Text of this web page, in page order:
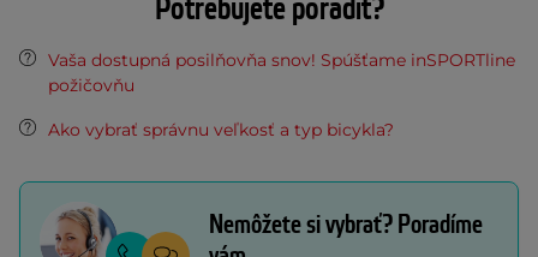
Potrebujete poradiť?
Vaša dostupná posilňovňa snov! Spúšťame inSPORTline
požičovňu
Ako vybrať správnu veľkosť a typ bicykla?
Nemôžete si vybrať? Poradíme